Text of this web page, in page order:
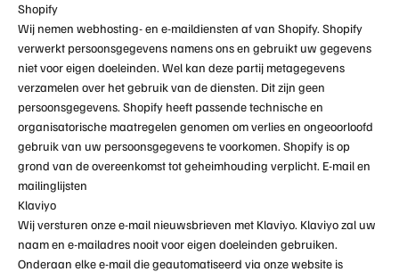
Shopify
Wij nemen webhosting- en e-maildiensten af van Shopify. Shopify
verwerkt persoonsgegevens namens ons en gebruikt uw gegevens
niet voor eigen doeleinden. Wel kan deze partij metagegevens
verzamelen over het gebruik van de diensten. Dit zijn geen
persoonsgegevens. Shopify heeft passende technische en
organisatorische maatregelen genomen om verlies en ongeoorloofd
gebruik van uw persoonsgegevens te voorkomen. Shopify is op
grond van de overeenkomst tot geheimhouding verplicht. E-mail en
mailinglijsten
Klaviyo
Wij versturen onze e-mail nieuwsbrieven met Klaviyo. Klaviyozal uw
naam en e-mailadres nooit voor eigen doeleinden gebruiken.
Onderaan elke e-mail die geautomatiseerd via onze website is